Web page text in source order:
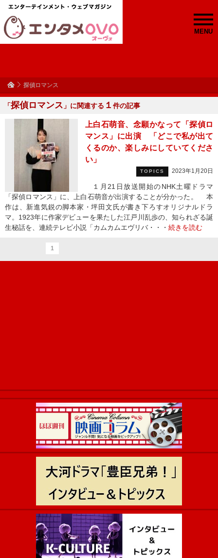
MENU
探偵ロマンス
「探偵ロマンス 」に関連する １ 件の記事
上白石萌音、念願かなって「探偵ロ
マンス」に出演 「どこで私が出て
くるのか、楽しみにしていてくださ
い」
TOPICS 2023年1月20日
１月21日放送開始のNHK土曜ドラマ
「探偵ロマンス」に、上白石萌音が出演することが分かった。 本
作は、新進気鋭の脚本家・坪田文氏が書き下ろすオリジナルドラ
マ。1923年に作家デビューを果たした江戸川乱歩の、知られざる誕
生秘話を、連続テレビ小説「カムカムエヴリバ・・・ 続きを読む
1